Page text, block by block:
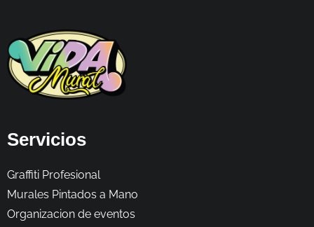
Servicios
Graffiti Profesional
Murales Pintados a Mano
Organizacion de eventos